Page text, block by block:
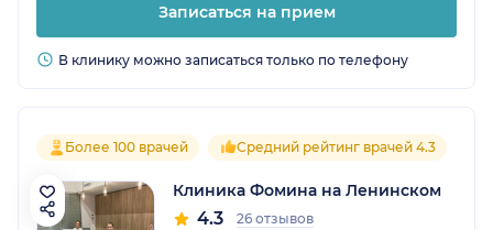
Записаться на прием
В клинику можно записаться только по телефону
Более 100 врачей Средний рейтинг врачей 4.3
Клиника Фомина на Ленинском
4.3 26 отзывов